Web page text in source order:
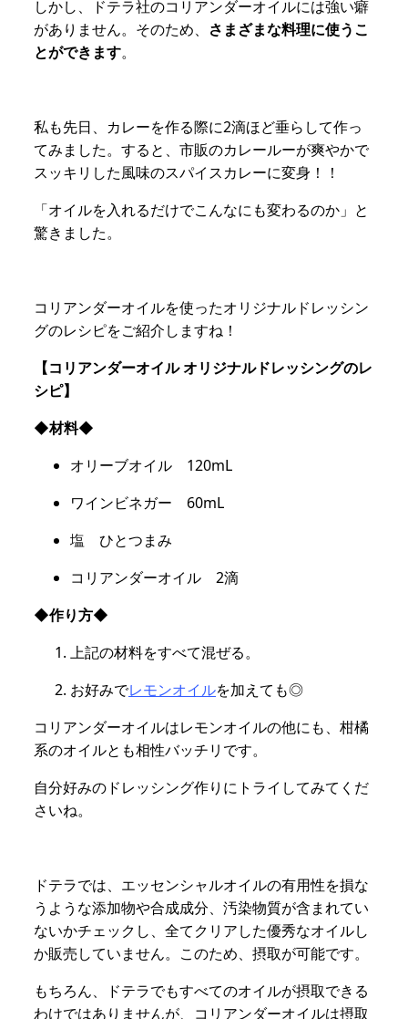
しかし、ドテラ社のコリアンダーオイルには強い癖
がありません。そのため、 さまざまな料理に使うこ
とができます。
私も先日、カレーを作る際に2滴ほど垂らして作っ
てみました。すると、市販のカレールーが爽やかで
スッキリした風味のスパイスカレーに変身！！
「オイルを入れるだけでこんなにも変わるのか」と
驚きました。
コリアンダーオイルを使ったオリジナルドレッシン
グのレシピをご紹介しますね！
【コリアンダーオイル オリジナルドレッシングのレ
シピ】
◆材料◆
オリーブオイル 120mL
ワインビネガー 60mL
塩 ひとつまみ
コリアンダーオイル 2滴
◆作り方◆
上記の材料をすべて混ぜる。
お好みでレモンオイルを加えても◎
コリアンダーオイルはレモンオイルの他にも、柑橘
系のオイルとも相性バッチリです。
自分好みのドレッシング作りにトライしてみてくだ
さいね。
ドテラでは、エッセンシャルオイルの有用性を損な
うような添加物や合成成分、汚染物質が含まれてい
ないかチェックし、全てクリアした優秀なオイルし
か販売していません。このため、摂取が可能です。
もちろん、ドテラでもすべてのオイルが摂取できる
わけではありませんが、コリアンダーオイルは摂取